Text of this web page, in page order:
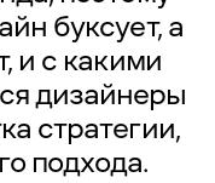
буксует, а
и с какими
дизайнеры
стратегии,
подхода.